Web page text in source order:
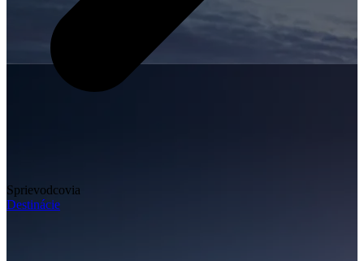
Sprievodcovia
Destinácie